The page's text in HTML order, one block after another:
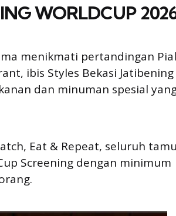
WORLDCUP
menikmati pertandingan
ibis Styles Bekasi Jatibening
dan minuman spesial
Eat & Repeat, seluruh tamu
Screening dengan minimum